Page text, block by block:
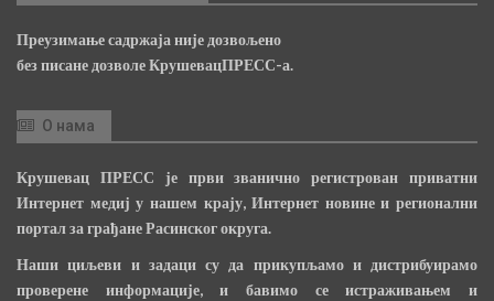
Преузимање садржаја није дозвољено
без писане дозволе КрушевацПРЕСС-а.
О нама
Крушевац ПРЕСС је први званично регистрован приватни
Интернет медиј у нашем крају, Интернет новине и регионални
портал за грађане Расинског округа.
Наши циљеви и задаци су да прикупљамо и дистрибуирамо
проверене информације, и бавимо се истраживањем и